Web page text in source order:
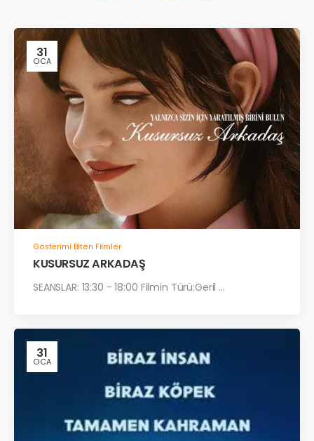
31
OCA
Gösterimi Biten Filmler
KUSURSUZ ARKADAŞ
SEANSLAR: 13:30 - 18:00 Filmin Türü:Geril ...
31
OCA